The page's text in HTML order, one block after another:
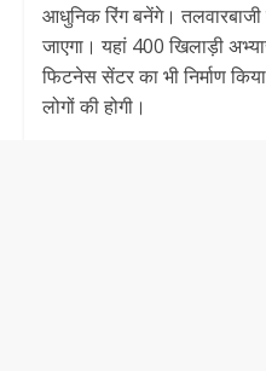
आधुनिक रिंग बनेंगे। तलवारबाजी
जाएगा। यहां 400 खिलाड़ी
फिटनेस सेंटर का भी निर्माण
लोगों की होगी।